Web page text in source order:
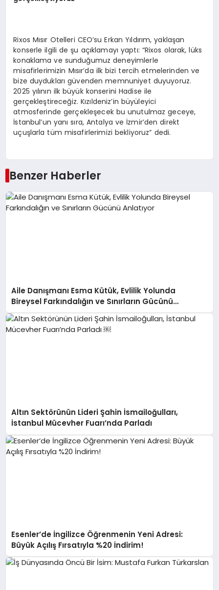
Rixos Mısır Otelleri CEO’su Erkan Yıldırım, yaklaşan
konserle ilgili de şu açıklamayı yaptı: “Rixos olarak, lüks
konaklama ve sunduğumuz deneyimlerle
misafirlerimizin Mısır’da ilk bizi tercih etmelerinden ve
bize duydukları güvenden memnuniyet duyuyoruz.
2025 yılının ilk büyük konserini Hadise ile
gerçekleştireceğiz. Kızıldeniz’in büyüleyici
atmosferinde gerçekleşecek bu unutulmaz geceye,
İstanbul’un yanı sıra, Antalya ve İzmir’den direkt
uçuşlarla tüm misafirlerimizi bekliyoruz” dedi.
Benzer Haberler
Aile Danışmanı Esma Kütük, Evlilik Yolunda
Bireysel Farkındalığın ve Sınırların Gücünü
Anlatıyor
Altın Sektörünün Lideri Şahin İsmailoğulları,
İstanbul Mücevher Fuarı’nda Parladı ￼
Esenler’de İngilizce Öğrenmenin Yeni Adresi:
Büyük Açılış Fırsatıyla %20 İndirim!